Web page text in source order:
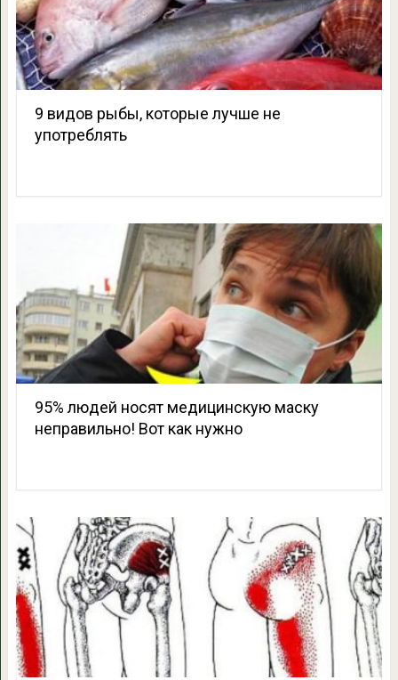
9 видов рыбы, которые лучше не
употреблять
95% людей носят медицинскую маску
неправильно! Вот как нужно